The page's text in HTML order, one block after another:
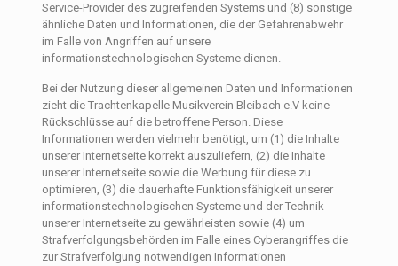
Service-Provider des zugreifenden Systems und (8) sonstige
ähnliche Daten und Informationen, die der Gefahrenabwehr
im Falle von Angriffen auf unsere
informationstechnologischen Systeme dienen.
Bei der Nutzung dieser allgemeinen Daten und Informationen
zieht die Trachtenkapelle Musikverein Bleibach e.V keine
Rückschlüsse auf die betroffene Person. Diese
Informationen werden vielmehr benötigt, um (1) die Inhalte
unserer Internetseite korrekt auszuliefern, (2) die Inhalte
unserer Internetseite sowie die Werbung für diese zu
optimieren, (3) die dauerhafte Funktionsfähigkeit unserer
informationstechnologischen Systeme und der Technik
unserer Internetseite zu gewährleisten sowie (4) um
Strafverfolgungsbehörden im Falle eines Cyberangriffes die
zur Strafverfolgung notwendigen Informationen